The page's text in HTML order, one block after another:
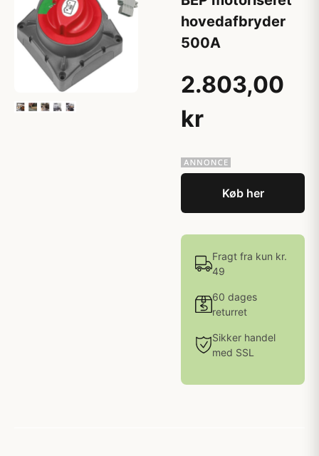
hovedafbryder
500A
2.803,00
kr
Køb her
Fragt fra kun kr.
49
60 dages
returret
Sikker handel
med SSL